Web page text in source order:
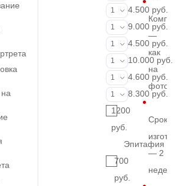
ФИО и даты
1
4.500 руб.
ФИО и даты
1
9.000 руб.
Портрет
1
4.500 руб.
Портрет
1
10.000 руб.
Фотокерамика
1
4.600 руб.
Фото на
1
8.300 руб.
1200
руб.
Эпитафия
700
руб.
—
как
на
фото
Срок
— 2
недели